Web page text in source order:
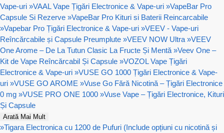
Vape-uri »VAAL Vape Țigări Electronice & Vape-uri »VapeBar Pro
Capsule Si Rezerve »VapeBar Pro Kituri si Baterii Reincarcabile
»Vapebar Pro Țigări Electronice & Vape-uri »VEEV - Vape-uri
Reîncărcabile și Capsule Preumplute »VEEV NOW Ultra »VEEV
One Arome – De La Tutun Clasic La Fructe Și Mentă »Veev One –
Kit de Vape Reîncărcabil Și Capsule »VOZOL Vape Țigări
Electronice & Vape-uri »VUSE GO 1000 Țigări Electronice & Vape-
uri »VUSE GO AROME »Vuse Go Fără Nicotină – Țigări Electronice
0 mg »VUSE PRO ONE 1000 »Vuse Vape – Țigări Electronice, Kituri
Și Capsule
Arată Mai Mult
»Tigara Electronica cu 1200 de Pufuri (Include opțiuni cu nicotină și